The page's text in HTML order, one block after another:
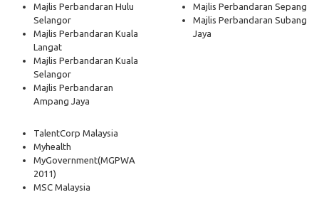
Majlis Perbandaran Hulu
Selangor
Majlis Perbandaran Kuala
Langat
Majlis Perbandaran Kuala
Selangor
Majlis Perbandaran
Ampang Jaya
Majlis Perbandaran Sepang
Majlis Perbandaran Subang
Jaya
TalentCorp Malaysia
Myhealth
MyGovernment(MGPWA
2011)
MSC Malaysia